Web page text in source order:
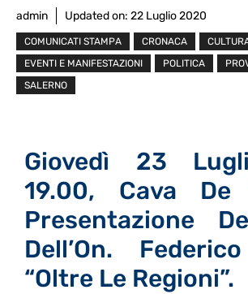
admin Updated on: 22 Luglio 2020
COMUNICATI STAMPA CRONACA
EVENTI E MANIFESTAZIONI
POLITICA
SALERNO
Giovedì 23
19.00, Cava De
Presentazione
Dell’On.
“Oltre Le Regioni”.